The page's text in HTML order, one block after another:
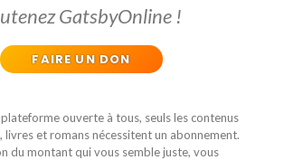
GatsbyOnline !
FAIRE UN DON
ouverte à tous, seuls les contenus
livres et romans nécessitent un abonnement.
du montant qui vous semble juste, vous